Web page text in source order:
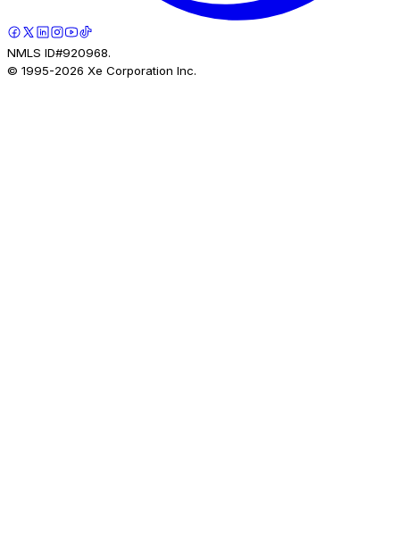
NMLS ID#920968.
© 1995-2026 Xe Corporation Inc.